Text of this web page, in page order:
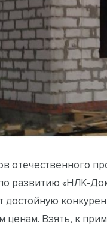
отечественного
развитию «НЛК-
достойную
Взять, к